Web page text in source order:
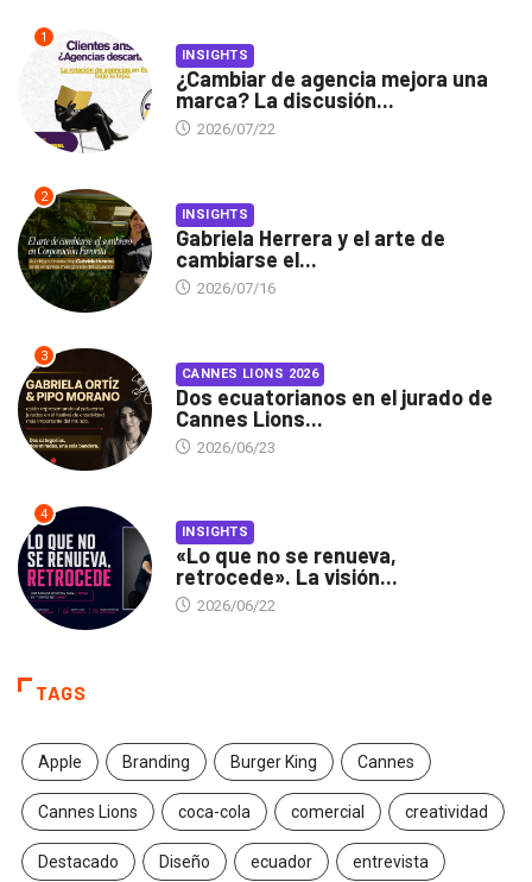
1
INSIGHTS
¿Cambiar de agencia mejora una
marca? La discusión...
2026/07/22
2
INSIGHTS
Gabriela Herrera y el arte de
cambiarse el...
2026/07/16
3
CANNES LIONS 2026
Dos ecuatorianos en el jurado de
Cannes Lions...
2026/06/23
4
INSIGHTS
«Lo que no se renueva,
retrocede». La visión...
2026/06/22
TAGS
Apple Branding Burger King Cannes
Cannes Lions coca-cola comercial creatividad
Destacado Diseño ecuador entrevista